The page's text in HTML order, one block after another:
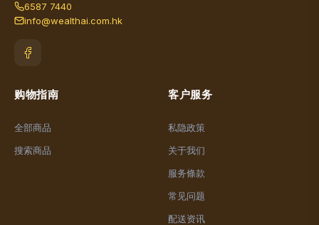
6587 7440
info@wealthai.com.hk
购物指南
全部商品
搜索商品
客户服务
私隐政策
关于我们
服务條款
常见问题
配送资讯